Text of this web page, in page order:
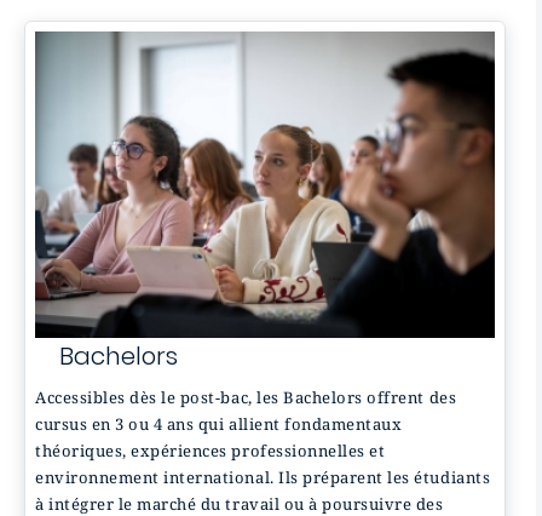
Bachelors
Accessibles dès le post-bac, les Bachelors offrent des
cursus en 3 ou 4 ans qui allient fondamentaux
théoriques, expériences professionnelles et
environnement international. Ils préparent les étudiants
à intégrer le marché du travail ou à poursuivre des